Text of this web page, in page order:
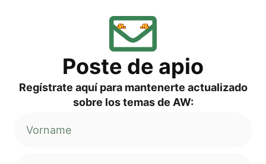
Pos­te de apio
Regí­s­tra­te aquí para man­ten­er­te actua­liz­ado
sob­re los temas de AW: